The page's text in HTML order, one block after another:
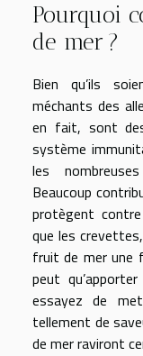
Pourquoi
de mer ?
Bien qu’ils
méchants des
en fait, sont
système
les
Beaucoup
protègent
que les
fruit de mer une
peut
essayez de
tellement de
de mer raviront